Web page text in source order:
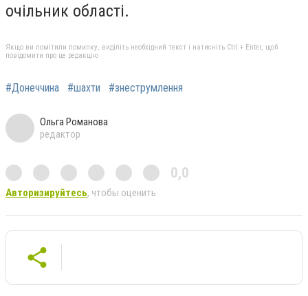
очільник області.
Якщо ви помітили помилку, виділіть необхідний текст і натисніть Ctrl + Enter, щоб
повідомити про це редакцію
#Донеччина #шахти #знеструмлення
Ольга Романова
редактор
0,0
Авторизируйтесь, чтобы оценить